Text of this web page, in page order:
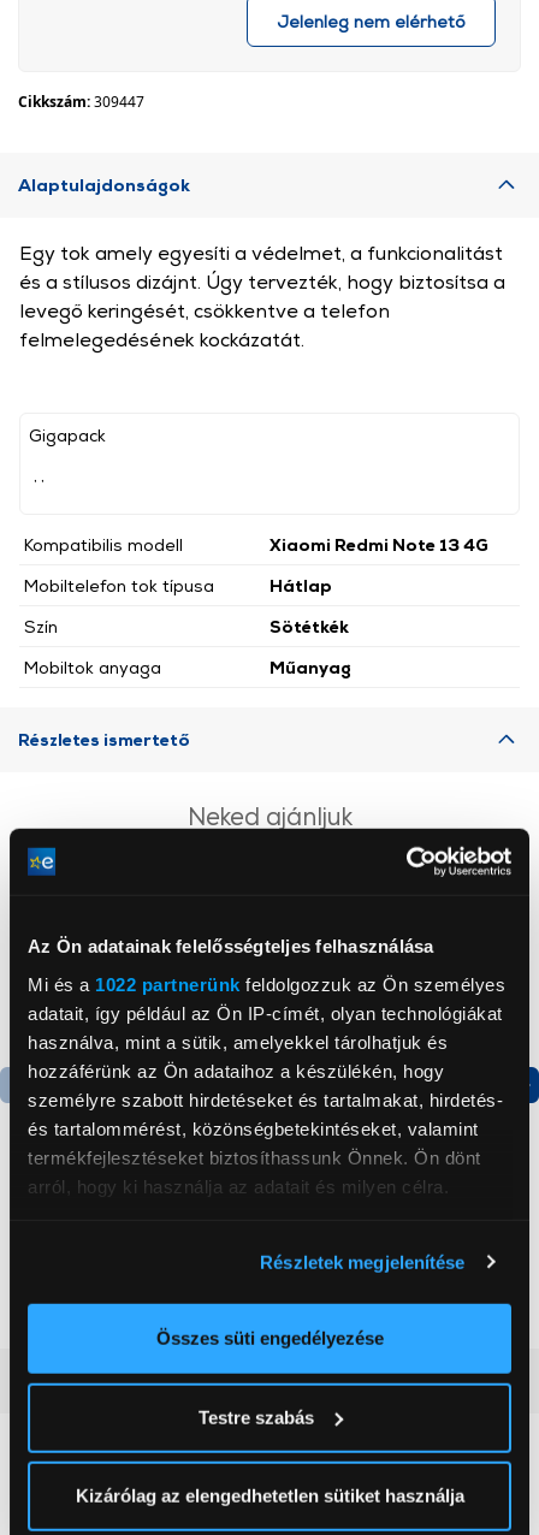
Az Ön adatainak felelősségteljes felhasználása
Mi és a 1022 partnerünk feldolgozzuk az Ön személyes
adatait, így például az Ön IP-címét, olyan technológiákat
használva, mint a sütik, amelyekkel tárolhatjuk és
hozzáférünk az Ön adataihoz a készülékén, hogy
személyre szabott hirdetéseket és tartalmakat, hirdetés-
és tartalommérést, közönségbetekintéseket, valamint
termékfejlesztéseket biztosíthassunk Önnek. Ön dönt
arról, hogy ki használja az adatait és milyen célra.
elhelyezkedéséről pár méteres pontossággal
Az Ön készülékén beazonosítása annak konkrét
módjairól és adja meg preferenciáit aRészletek
pontban. Bármikor módosíthatja vagy visszavonhatja a
Sütinyilatkozathoz való hozzájárulását.
Részletek megjelenítése
Összes süti engedélyezése
Testre szabás
Kizárólag az elengedhetetlen sütiket használja
Jelenleg nem elérhető
Cikkszám:309447
Alaptulajdonságok
Gigapack
Kompatibilis modell
Xiaomi Redmi Note 13 4G
Mobiltelefon tok típusa
Hátlap
Szín
Sötétkék
Mobiltok anyaga
Műanyag
Egy tok amely egyesíti a védelmet, a funkcionalitást
és a stílusos dizájnt. Úgy tervezték, hogy biztosítsa a
levegő keringését, csökkentve a telefon
felmelegedésének kockázatát.
Részletes ismertető
Neked ajánljuk
Gorenje NRS8182KX Side
Gorenje N619EAXL4
kombinált hűtőszekrény
Vásárlói vélemények(0)
0